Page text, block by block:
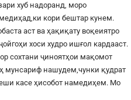
хуб надоранд, моро
медиҳад,ки кори бештар кунем.
аст ва ҳақиқату воқеиятро
хоси худро ишғол кардааст.
сохтани ҷиноятҳои мақомот
мунсариф нашудем,чунки қудрат
касе ҳисобот намедиҳем. Мо